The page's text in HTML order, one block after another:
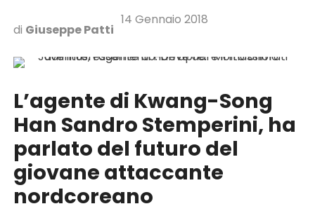
di Giuseppe Patti
14 Gennaio 2018
L’agente di Kwang-Song
Han Sandro Stemperini, ha
parlato del futuro del
giovane attaccante
nordcoreano